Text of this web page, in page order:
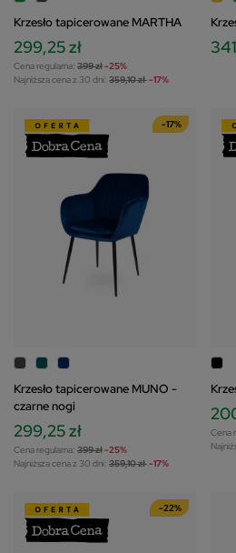
Krzesło tapicerowane MARTHA
299,25 zł
Cena regularna: 399 zł-25%
Najniższa cena z 30 dni: 359,10 zł-17%
-17%
Krzesło tapicerowane MUNO -
czarne nogi
299,25 zł
Cena regularna: 399 zł-25%
Najniższa cena z 30 dni: 359,10 zł-17%
Cena
-22%